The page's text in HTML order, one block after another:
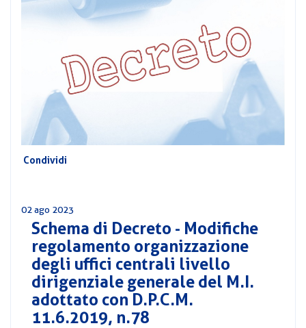
CONVENZIONI
DIRIGENZIALE
COMUNICATI
CIRCOLARI
MOBILITÀ
PERSONALE
Condividi
02 ago 2023
Schema di Decreto - Modifiche
regolamento organizzazione
degli uffici centrali livello
dirigenziale generale del M.I.
adottato con D.P.C.M.
11.6.2019, n.78